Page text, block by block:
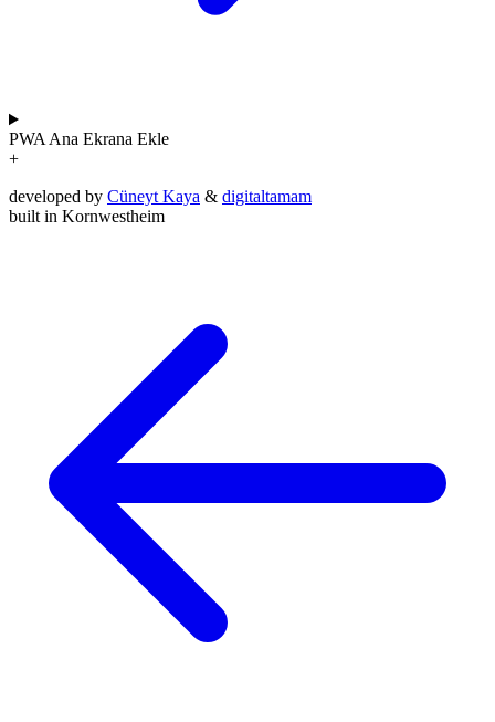
PWA Ana Ekrana Ekle
+
developed by Cüneyt Kaya & digitaltamam
built in Kornwestheim